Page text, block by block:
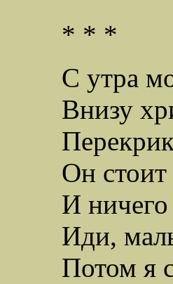
* * *
С утра
Внизу
Он
И
Иди,
Потом я